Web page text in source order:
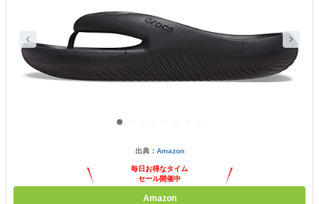
出典： Amazon
毎日お得なタイム
セール開催中
Amazon